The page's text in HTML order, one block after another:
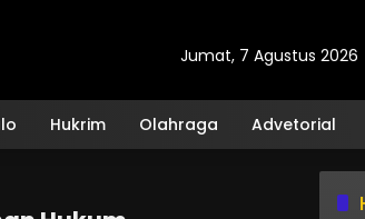
Jumat, 7 Agustus 2026
Hukrim Olahraga Advetorial